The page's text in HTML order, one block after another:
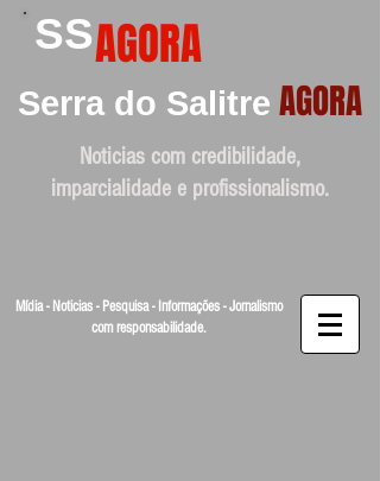
SSAGORA
Serra do Salitre AGORA
Noticias com credibilidade,
imparcialidade e profissionalismo.
Mídia - Noticias - Pesquisa - Informações - Jornalismo
com responsabilidade.